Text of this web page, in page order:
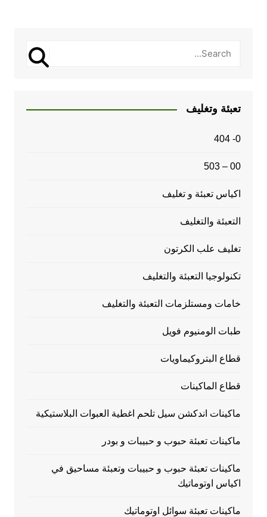
تعبئة وتغليف
0- 404
00 – 503
اكياس تعبئة و تغليف
التعبئة والتغليف
تغليف علب الكرتون
تكنولوجيا التعبئة والتغليف
خامات ومستلزمات التعبئة والتغليف
طبات الومنيوم فويل
قطاع البتروكيماويات
قطاع الماكينات
ماكينات اندكشن سيل تلحم اغطية العبوات البلاستيكية
ماكينات تعبئة حبوب و حبيبات و بودر
ماكينات تعبئة حبوب و حبيبات وتعبئة مساحيق في
اكياس اوتوماتيك
ماكينات تعبئة سوائل اوتوماتيك